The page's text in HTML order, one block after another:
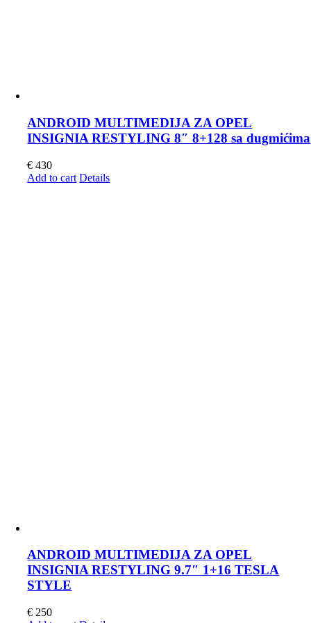
ANDROID MULTIMEDIJA ZA OPEL
INSIGNIA RESTYLING 8″ 8+128 sa dugmićima
€ 430
Add to cart Details
ANDROID MULTIMEDIJA ZA OPEL
INSIGNIA RESTYLING 9.7″ 1+16 TESLA
STYLE
€ 250